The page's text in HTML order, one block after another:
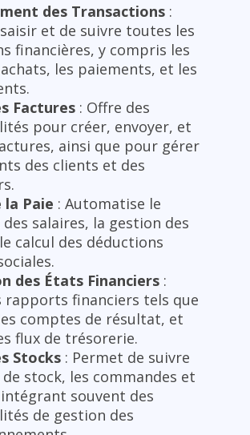
des Transactions :
et de suivre toutes les
financières, y compris les
les paiements, et les
Factures : Offre des
pour créer, envoyer, et
ainsi que pour gérer
des clients et des
la Paie : Automatise le
salaires, la gestion des
calcul des déductions
des États Financiers :
rapports financiers tels que
comptes de résultat, et
flux de trésorerie.
Stocks : Permet de suivre
de stock, les commandes et
souvent des
de gestion des